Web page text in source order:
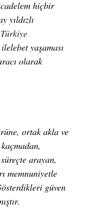
hiçbir
yıldızlı
Türkiye
yaşaması
olarak
ortak akla ve
arayan,
memnuniyetle
güven